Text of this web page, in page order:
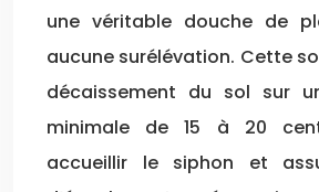
une véritable douche de
aucune surélévation. Cette
décaissement du sol sur
minimale de 15 à 20
accueillir le siphon et